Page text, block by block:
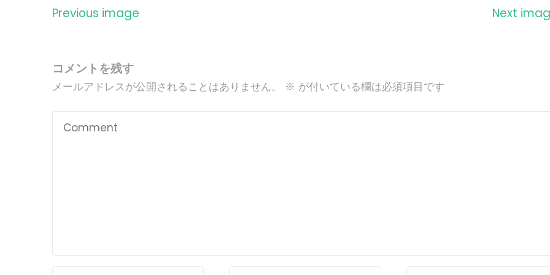
Previous image Next
コメントを残す
メールアドレスが公開されることはありません。 ※ が付いている欄は必須項目です